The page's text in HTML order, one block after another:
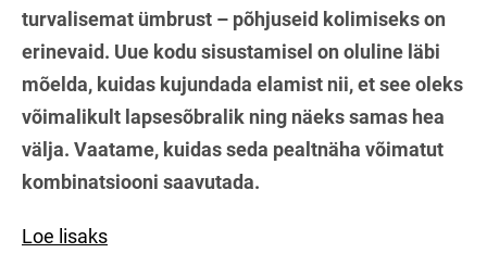
turvalisemat ümbrust – põhjuseid kolimiseks on
erinevaid. Uue kodu sisustamisel on oluline läbi
mõelda, kuidas kujundada elamist nii, et see oleks
võimalikult lapsesõbralik ning näeks samas hea
välja. Vaatame, kuidas seda pealtnäha võimatut
kombinatsiooni saavutada.
Loe lisaks